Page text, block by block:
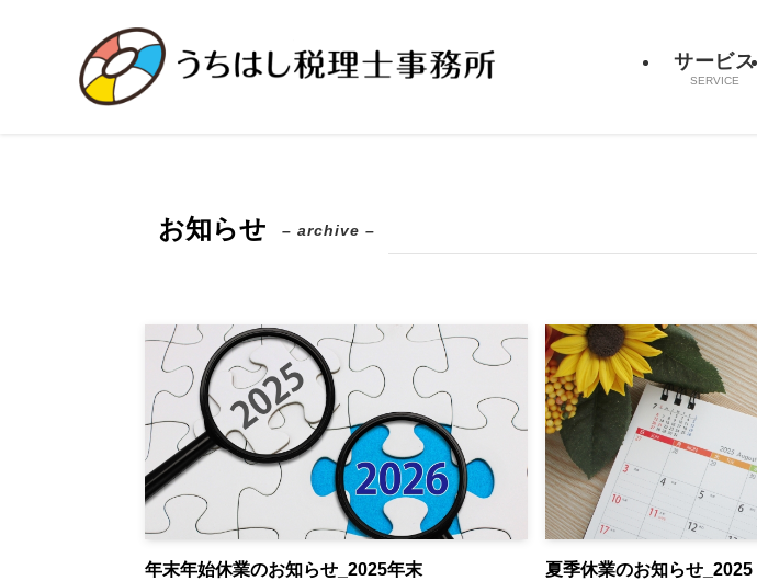
サービス
SERVICE
お知らせ – archive –
年末年始休業のお知らせ_2025年末 夏季休業のお知らせ_2025